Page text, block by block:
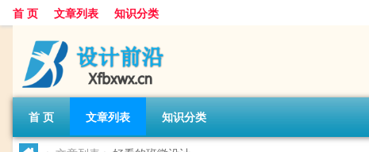
首 页 文章列表 知识分类
首 页 文章列表 知识分类